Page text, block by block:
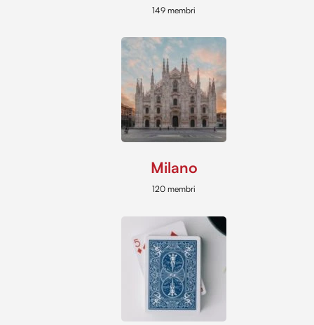
149 membri
Milano
120 membri